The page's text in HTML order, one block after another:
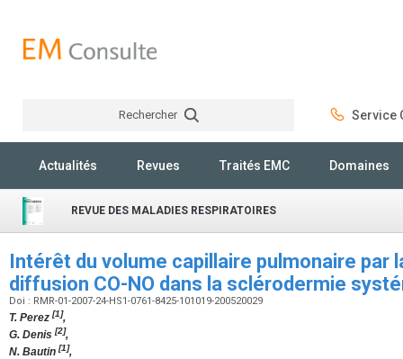
Rechercher Service
Actualités Revues Traités EMC Domaines
REVUE DES MALADIES RESPIRATOIRES
Intérêt du volume capillaire pulmonaire par
diffusion CO-NO dans la sclérodermie
Doi : RMR-01-2007-24-HS1-0761-8425-101019-200520029
T. Perez [1],
G. Denis [2],
N. Bautin [1],